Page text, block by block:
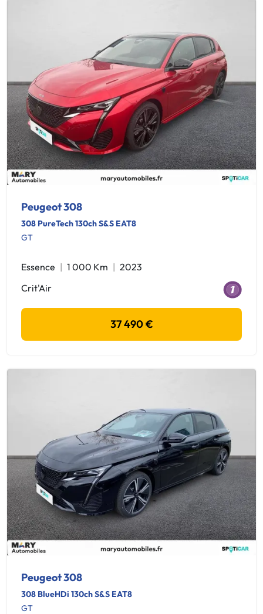
Peugeot 308
308 PureTech 130ch S&S EAT8
GT
Essence 1 000 Km
2023
Crit'Air
37 490 €
Peugeot 308
308 BlueHDi 130ch S&S EAT8
GT